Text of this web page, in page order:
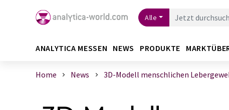
Alle
ANALYTICA MESSEN NEWS PRODUKTE
Home News 3D-Modell menschlichen